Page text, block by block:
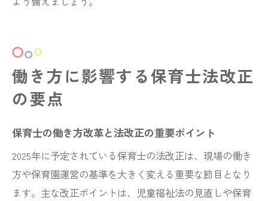
働き方に影響する保育士法改正
の要点
保育士の働き方改革と法改正の重要ポイント
2025年に予定されている保育士の法改正は、現場の働き
方や保育園運営の基準を大きく変える重要な節目となり
ます。主な改正ポイントは、児童福祉法の見直しや保育